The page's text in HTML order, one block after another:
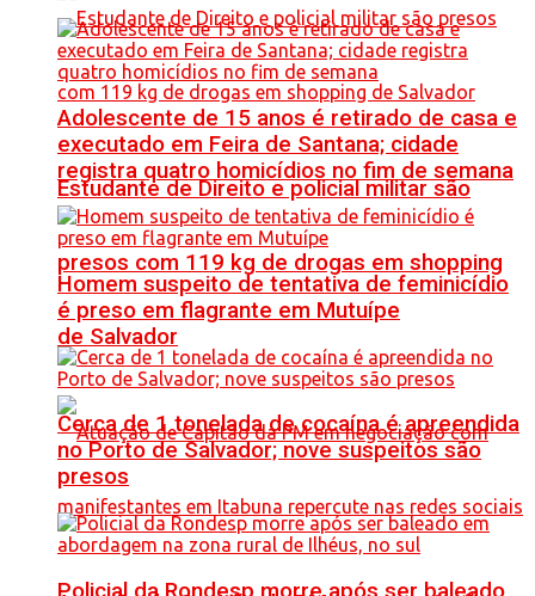
Estudante de Direito e policial militar são
presos com 119 kg de drogas em shopping
de Salvador
Adolescente de 15 anos é retirado de casa e
executado em Feira de Santana; cidade
registra quatro homicídios no fim de semana
Homem suspeito de tentativa de feminicídio
é preso em flagrante em Mutuípe
Cerca de 1 tonelada de cocaína é apreendida
no Porto de Salvador; nove suspeitos são
presos